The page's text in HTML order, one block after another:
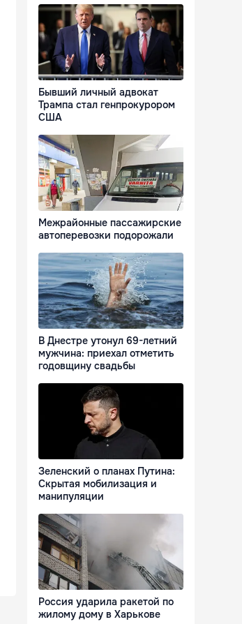
Бывший личный адвокат
Трампа стал генпрокурором
США
Межрайонные пассажирские
автоперевозки подорожали
В Днестре утонул 69-летний
мужчина: приехал отметить
годовщину свадьбы
Зеленский о планах Путина:
Скрытая мобилизация и
манипуляции
Россия ударила ракетой по
жилому дому в Харькове